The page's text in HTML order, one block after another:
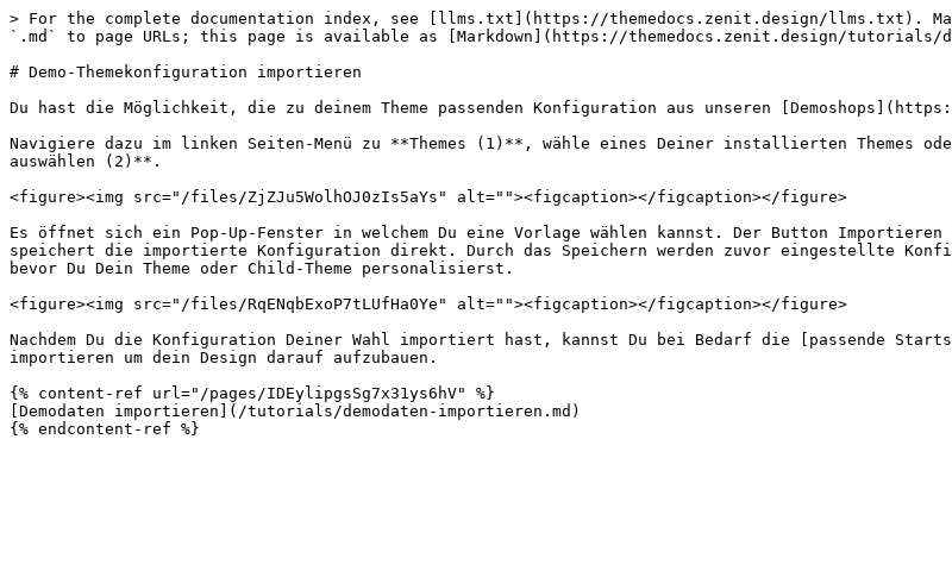
> For the complete documentation index, see [llms.txt](https://themedocs.zenit.design/llms.txt).
`.md` to page URLs; this page is available as [Markdown](https://themedocs.zenit.design/tutorials/
# Demo-Themekonfiguration importieren
Du hast die Möglichkeit, die zu deinem Theme passenden Konfiguration aus unseren
Navigiere dazu im linken Seiten-Menü zu **Themes (1)**, wähle eines Deiner installierten Themes
auswählen (2)**.
<figure><img src="/files/ZjZJu5WolhOJ0zIs5aYs" alt=""><figcaption></figcaption></figure>
Es öffnet sich ein Pop-Up-Fenster in welchem Du eine Vorlage wählen kannst. Der Button
speichert die importierte Konfiguration direkt. Durch das Speichern werden zuvor eingestellte
bevor Du Dein Theme oder Child-Theme personalisierst.
<figure><img src="/files/RqENqbExoP7tLUfHa0Ye" alt=""><figcaption></figcaption></figure>
Nachdem Du die Konfiguration Deiner Wahl importiert hast, kannst Du bei Bedarf die [passende
importieren um dein Design darauf aufzubauen.
{% content-ref url="/pages/IDEylipgsSg7x31ys6hV" %}
[Demodaten importieren](/tutorials/demodaten-importieren.md)